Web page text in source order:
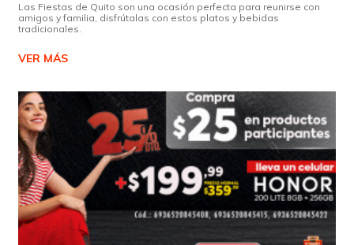
Las Fiestas de Quito son una ocasión perfecta para reunirse con
amigos y familia, disfrútalas con estos platos y bebidas
tradicionales.
VER MÁS